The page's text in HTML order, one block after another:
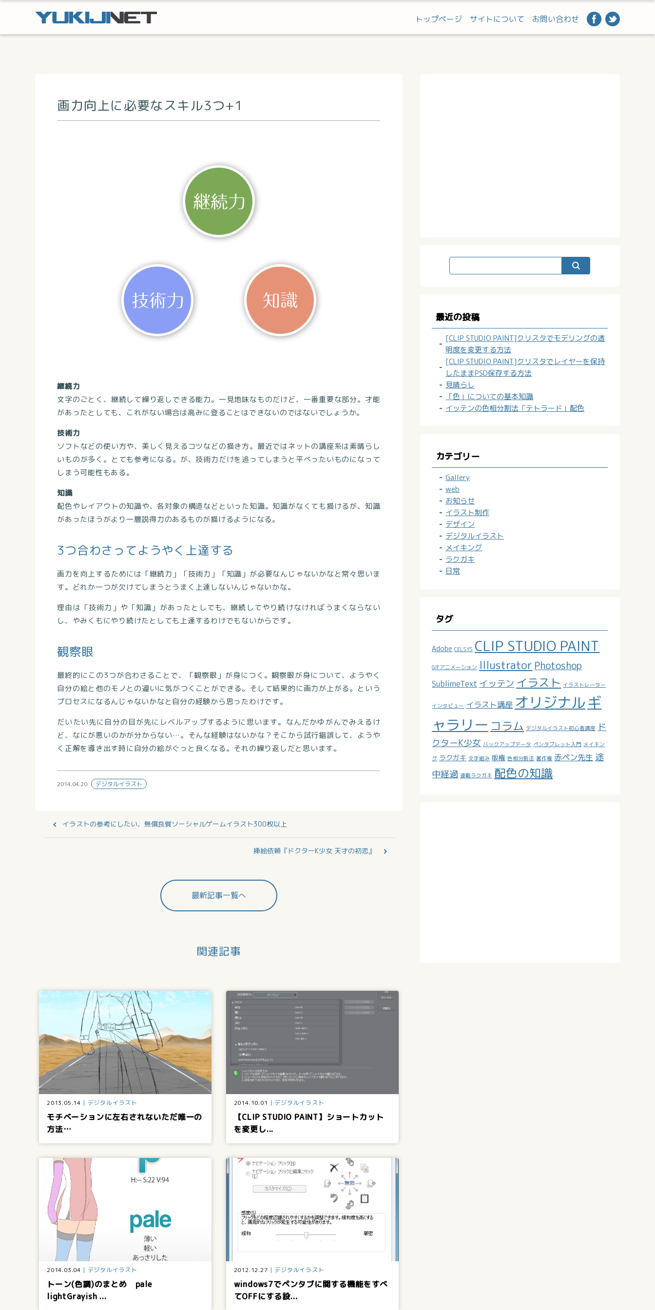
トップページ サイトについて お問い合わせ
画力向上に必要なスキル3つ+1
継続力
文字のごとく、継続して繰り返しできる能力。一見地味なものだけど、一番重要な部分。才能
があったとしても、これがない場合は高みに登ることはできないのではないでしょうか。
技術力
ソフトなどの使い方や、美しく見えるコツなどの描き方。最近ではネットの講座系は素晴らし
いものが多く。とても参考になる。が、技術力だけを追ってしまうと平べったいものになって
しまう可能性もある。
知識
配色やレイアウトの知識や、各対象の構造などといった知識。知識がなくても描けるが、知識
があったほうがより一層説得力のあるものが描けるようになる。
3つ合わさってようやく上達する
画力を向上するためには「継続力」「技術力」「知識」が必要なんじゃないかなと常々思いま
す。どれか一つが欠けてしまうとうまく上達しないんじゃないかな。
理由は「技術力」や「知識」があったとしても、継続してやり続けなければうまくならない
し、やみくもにやり続けたとしても上達するわけでもないからです。
観察眼
最終的にこの3つが合わさることで、「観察眼」が身につく。観察眼が身について、ようやく
自分の絵と他のモノとの違いに気がつくことができる。そして結果的に画力が上がる。という
プロセスになるんじゃないかなと自分の経験から思ったわけです。
だいたい先に自分の目が先にレベルアップするように思います。なんだかゆがんでみえるけ
ど、なにが悪いのかが分からない…。そんな経験はないかな？そこから試行錯誤して、ようや
く正解を導き出す時に自分の絵がぐっと良くなる。それの繰り返しだと思います。
2014.04.20 デジタルイラスト
イラストの参考にしたい、無償良質ソーシャルゲームイラスト300枚以上
挿絵依頼『ドクターK少女 天才の初恋』
最新記事一覧へ
関連記事
2013.05.14 デジタルイラスト
モチベーションに左右されないただ唯一の
方法…
2014.10.01 デジタルイラスト
【CLIP STUDIO PAINT】ショートカット
を変更し...
2014.03.04 デジタルイラスト
トーン(色調)のまとめ pale
lightGrayish ...
2012.12.27 デジタルイラスト
windows7でペンタブに関する機能をすべ
てOFFにする設...
最近の投稿
[CLIP STUDIO PAINT]クリスタでモデリングの透
明度を変更する方法
[CLIP STUDIO PAINT]クリスタでレイヤーを保持
したままPSD保存する方法
見晴らし
「色」についての基本知識
イッテンの色相分割法「テトラード」配色
カテゴリー
Gallery
web
お知らせ
イラスト制作
デザイン
デジタルイラスト
メイキング
ラクガキ
日常
タグ
Adobe CELSYS CLIP STUDIO PAINT
GIFアニメーション Illustrator Photoshop
SublimeText イッテン イラスト イラストレーター
インタビュー イラスト講座 オリジナルギ
ャラリー コラム デジタルイラスト初心者講座
ド
クターK少女 バックアップデータ ペンタブレット入門 メイキン
グ ラクガキ 文字組み 版権 色相分割法 著作権 赤ペン先生 途
中経過 連載ラクガキ 配色の知識